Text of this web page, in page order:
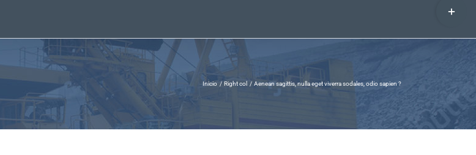
Inicio Right col Aenean sagittis, nulla eget viverra sodales, odio sapien ?
Bar